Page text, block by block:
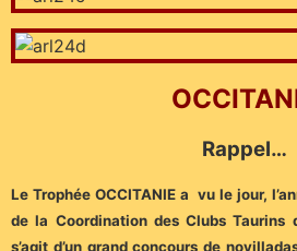
Rappel…
Le Trophée OCCITANIE a vu le jour,
de la Coordination des Clubs Taurins
s’agit d’un grand concours de